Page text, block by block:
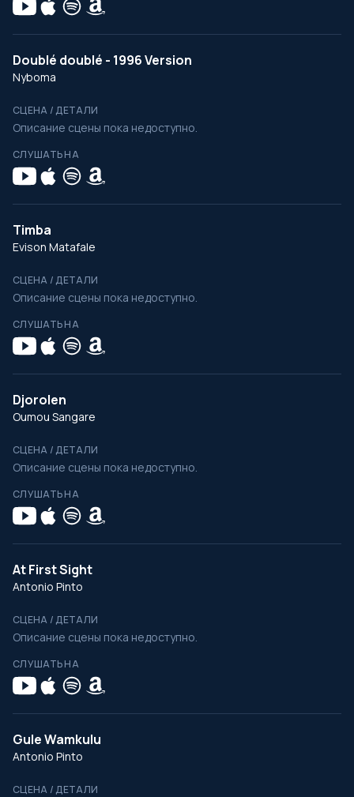
Doublé doublé - 1996 Version
Nyboma
СЦЕНА / ДЕТАЛИ
Описание сцены пока недоступно.
СЛУШАТЬ НА
Timba
Evison Matafale
СЦЕНА / ДЕТАЛИ
Описание сцены пока недоступно.
СЛУШАТЬ НА
Djorolen
Oumou Sangare
СЦЕНА / ДЕТАЛИ
Описание сцены пока недоступно.
СЛУШАТЬ НА
At First Sight
Antonio Pinto
СЦЕНА / ДЕТАЛИ
Описание сцены пока недоступно.
СЛУШАТЬ НА
Gule Wamkulu
Antonio Pinto
СЦЕНА / ДЕТАЛИ